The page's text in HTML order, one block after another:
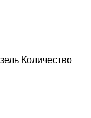
Количество